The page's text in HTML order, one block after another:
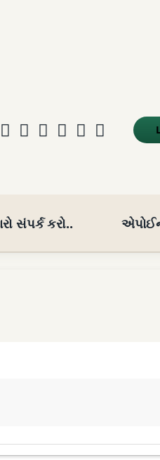
Facebook
Instagram
Telegram
WhatsApp
YouTube
E-mail
સંપર્ક કરો..